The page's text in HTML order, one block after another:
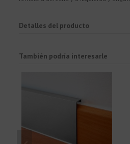
Detalles del producto
También podría interesarle